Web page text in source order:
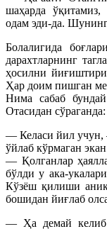
шаҳарда
одам эди-да.
Болалигида
дарахтларнинг
ҳосилни
Ҳар доим пишган
Нима сабаб
Отасидан сўраганда:
— Келаси йил учун,
ўйлаб кўрмаган
— Қолганлар
бўлди у ака-
Кўзёш қилиши
бошидан йиғлаб
— Ҳа демай